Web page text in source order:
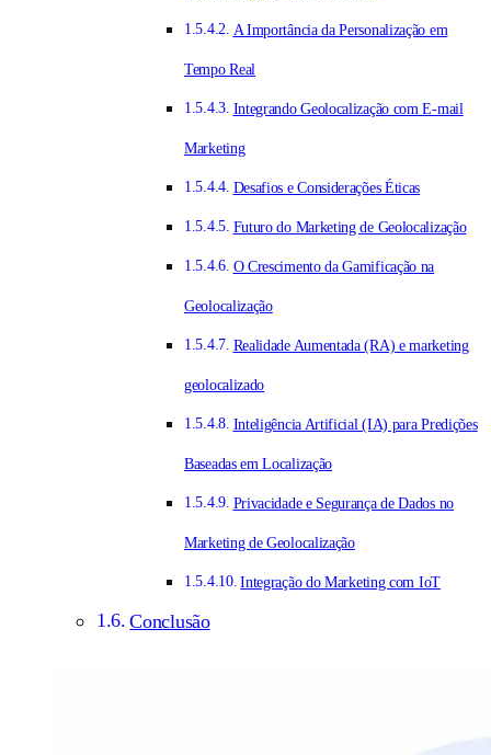
A Importância da Personalização em
Tempo Real
Integrando Geolocalização com E-mail
Marketing
Desafios e Considerações Éticas
Futuro do Marketing de Geolocalização
O Crescimento da Gamificação na
Geolocalização
Realidade Aumentada (RA) e marketing
geolocalizado
Inteligência Artificial (IA) para Predições
Baseadas em Localização
Privacidade e Segurança de Dados no
Marketing de Geolocalização
Integração do Marketing com IoT
Conclusão